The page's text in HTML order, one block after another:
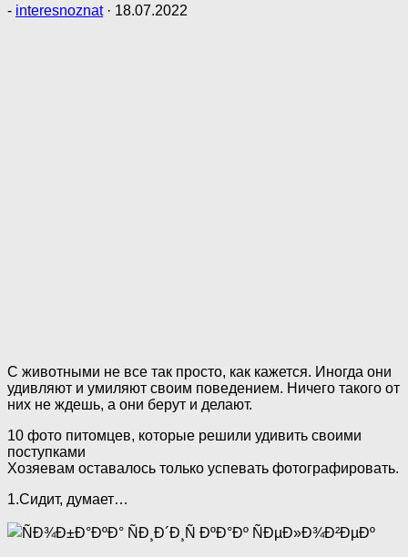
- interesnoznat · 18.07.2022
С животными не все так просто, как кажется. Иногда они
удивляют и умиляют своим поведением. Ничего такого от
них не ждешь, а они берут и делают.
10 фото питомцев, которые решили удивить своими
поступками
Хозяевам оставалось только успевать фотографировать.
1.Сидит, думает…